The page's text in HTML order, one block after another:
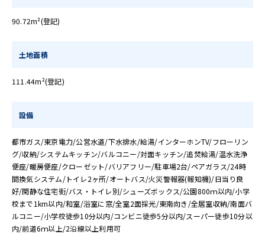
90.72m²(登記)
土地面積
111.44m²(登記)
設備
都市ガス/東京電力/公営水道/下水排水/給湯/インターホンTV/フローリン
グ/収納/システムキッチン/バルコニー/対面キッチン/追焚給湯/温水洗浄
便座/暖房便座/クローゼット/バリアフリー/駐車場2台/ペアガラス/24時
間換気システム/トイレ2ヶ所/オートバス/火災警報器(報知機)/日当り良
好/閑静な住宅街/バス・トイレ別/シューズボックス/公園800ｍ以内/小学
校まで1km以内/和室/浴室に窓/全室2面採光/東南向き/全居室収納/南面バ
ルコニー/小学校徒歩10分以内/コンビニ徒歩5分以内/スーパー徒歩10分以
内/前道6ｍ以上/2沿線以上利用可